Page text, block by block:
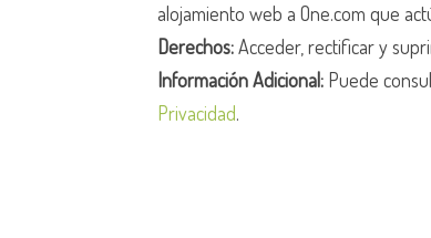
alojamiento web a One.com que
Derechos:Acceder, rectificar y
Información Adicional: Puede
Privacidad.